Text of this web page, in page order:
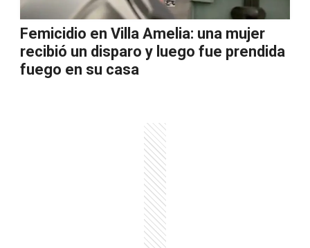
Femicidio en Villa Amelia: una mujer
recibió un disparo y luego fue prendida
fuego en su casa